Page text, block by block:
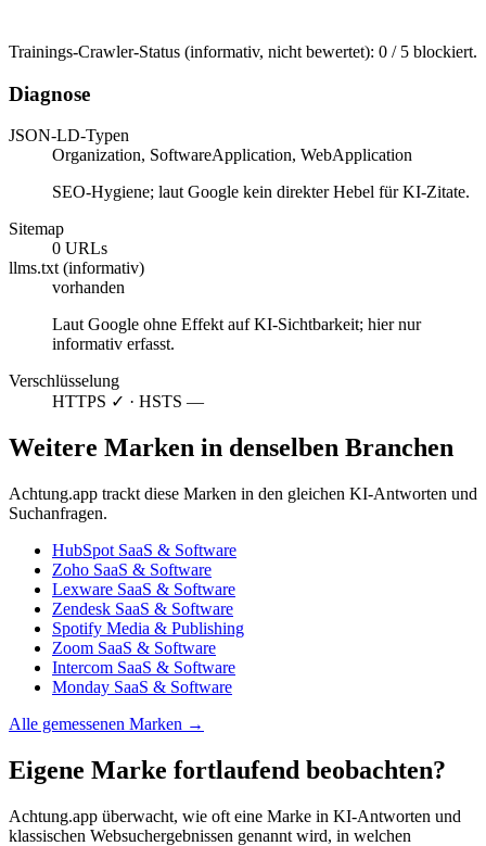
Trainings-Crawler-Status (informativ, nicht bewertet): 0 / 5 blockiert.
Diagnose
JSON-LD-Typen
Organization, SoftwareApplication, WebApplication
SEO-Hygiene; laut Google kein direkter Hebel für KI-Zitate.
Sitemap
0 URLs
llms.txt (informativ)
vorhanden
Laut Google ohne Effekt auf KI-Sichtbarkeit; hier nur
informativ erfasst.
Verschlüsselung
HTTPS ✓ · HSTS —
Weitere Marken in denselben Branchen
Achtung.app trackt diese Marken in den gleichen KI-Antworten und
Suchanfragen.
HubSpot SaaS & Software
Zoho SaaS & Software
Lexware SaaS & Software
Zendesk SaaS & Software
Spotify Media & Publishing
Zoom SaaS & Software
Intercom SaaS & Software
Monday SaaS & Software
Alle gemessenen Marken →
Eigene Marke fortlaufend beobachten?
Achtung.app überwacht, wie oft eine Marke in KI-Antworten und
klassischen Websuchergebnissen genannt wird, in welchen